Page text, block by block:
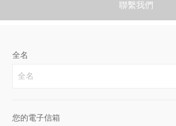
聯繫我們
全名
您的電子信箱